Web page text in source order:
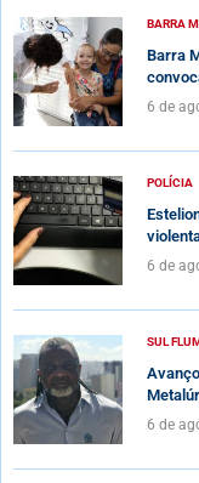
BARRA
Barra
6 de
POLÍCIA
6 de
SUL
6 de